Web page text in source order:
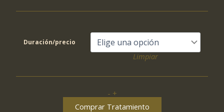
Duración/precio
Limpiar
- DETOX
LINFÁTICO
+
Comprar Tratamiento